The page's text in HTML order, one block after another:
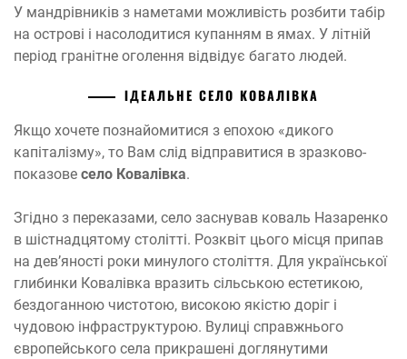
У мандрівників з наметами можливість розбити табір
на острові і насолодитися купанням в ямах. У літній
період гранітне оголення відвідує багато людей.
ІДЕАЛЬНЕ СЕЛО КОВАЛІВКА
Якщо хочете познайомитися з епохою «дикого
капіталізму», то Вам слід відправитися в зразково-
показове село Ковалівка.
Згідно з переказами, село заснував коваль Назаренко
в шістнадцятому столітті. Розквіт цього місця припав
на дев’яності роки минулого століття. Для української
глибинки Ковалівка вразить сільською естетикою,
бездоганною чистотою, високою якістю доріг і
чудовою інфраструктурою. Вулиці справжнього
європейського села прикрашені доглянутими